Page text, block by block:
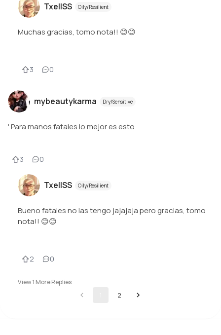
TxellSS Oily/Resilient
Muchas gracias, tomo nota!! 😊😊
3 0
mybeautykarma Dry/Sensitive
' Para manos fatales lo mejor es esto
3 0
TxellSS Oily/Resilient
Bueno fatales no las tengo jajajaja pero gracias, tomo
nota!! 😊😊
2 0
View1 More Replies
2